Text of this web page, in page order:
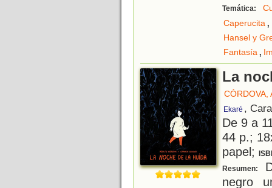
Temática:
Caperucita,
Hansel y
Fantasía,
La
CÓRDOVA,
Ekaré ,
De 9 a
44 p.;
papel;
Resumen:
negro